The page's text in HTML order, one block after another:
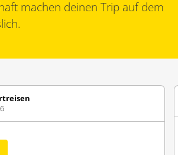
machen deinen Trip auf dem